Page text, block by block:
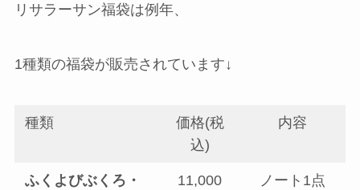
リサラーサン福袋は例年、
1種類の福袋が販売されています↓
種類
価格(税
込)
内容
ふくよびぶくろ・
11,000
ノート1点